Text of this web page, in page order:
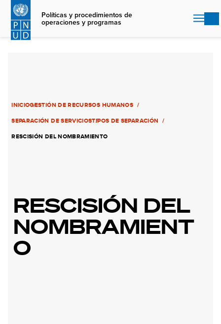
Skip
main
content
Políticas y procedimientos de
operaciones y programas
INICIOGESTIÓN DE RECURSOS HUMANOS
SEPARACIÓN DE SERVICIOSTIPOS DE SEPARACIÓN
RESCISIÓN DEL NOMBRAMIENTO
RESCISIÓN DEL
NOMBRAMIENT
O